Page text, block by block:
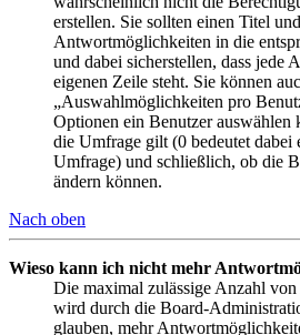
erstellen. Sie sollten einen Titel
Antwortmöglichkeiten in die
und dabei sicherstellen, dass jede
eigenen Zeile steht. Sie können
„Auswahlmöglichkeiten pro
Optionen ein Benutzer
die Umfrage gilt (0 bedeutet dabei
Umfrage) und schließlich, ob die
ändern können.
Nach oben
Wieso kann ich nicht mehr
Die maximal zulässige Anzahl
wird durch die Board-
glauben, mehr